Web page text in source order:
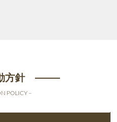
方針
POLICY –